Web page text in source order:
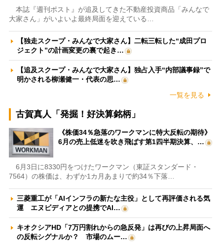
本誌『週刊ポスト』が追及してきた不動産投資商品「みんなで
大家さん」がいよいよ最終局面を迎えている…
【独走スクープ・みんなで大家さん】二転三転した“成田プロ
ジェクト”の計画変更の裏で起き…
【追及スクープ・みんなで大家さん】独占入手“内部議事録”で
明かされる柳瀬健一・代表の思…
一覧を見る
古賀真人「発掘！好決算銘柄」
《株価34％急落のワークマンに特大反転の期待》
6月の売上低迷を吹き飛ばす第1四半期決算、…
6月3日に8330円をつけたワークマン（東証スタンダード・
7564）の株価は、わずか1カ月あまりで約34％下落…
三菱重工が「AIインフラの新たな主役」として再評価される気
運 エヌビディアとの提携でAI…
キオクシアHD「7万円割れからの急反発」は再びの上昇局面へ
の反転シグナルか？ 市場のムー…